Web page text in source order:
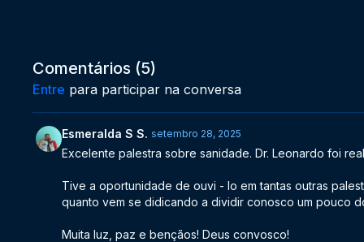
Comentários (5)
Entre para participar na conversa
Esmeralda S S. setembro 28, 2025
Excelente palestra sobre sanidade. Dr. Leonardo foi
Tive a oportunidade de ouvi - lo em tantas outras
quanto vem se didicando a dividir conosco um pouco
Muita luz, paz e bençãos! Deus convosco!